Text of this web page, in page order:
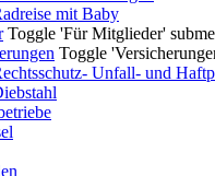
mit Baby
Toggle 'Für Mitglieder'
Toggle
Unfall- und